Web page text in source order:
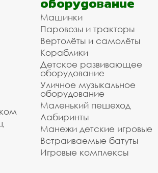
Машинки
Паровозы и тракторы
Вертолёты и самолёты
Кораблики
Детское развивающее
оборудование
Уличное музыкальное
оборудование
Маленький пешеход
Лабиринты
Манежи детские игровые
Встраиваемые батуты
Игровые комплексы